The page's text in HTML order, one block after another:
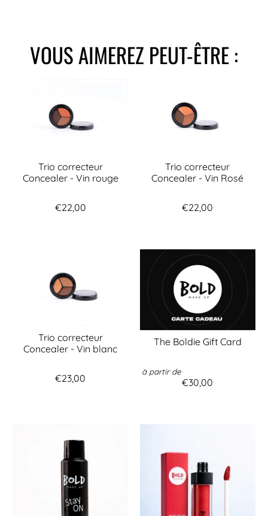
VOUS AIMEREZ PEUT-ÊTRE :
Trio correcteur
Concealer - Vin rouge
€22,00
Trio correcteur
Concealer - Vin Rosé
€22,00
Trio correcteur
Concealer - Vin blanc
€23,00
The Boldie Gift Card
à partir de
€30,00